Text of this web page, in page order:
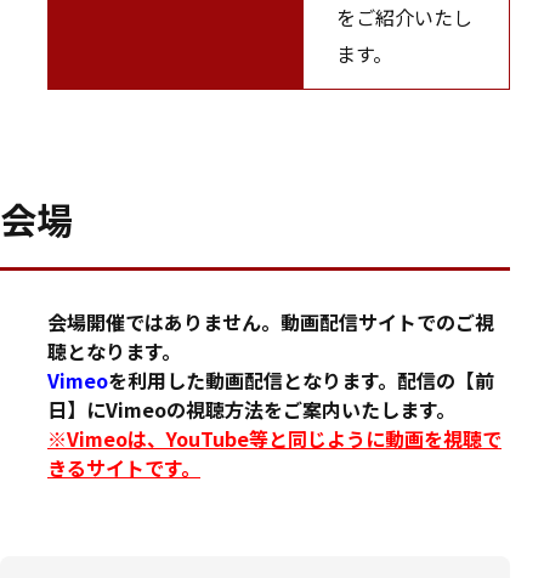
をご紹介いたし
ます。
会場
会場開催ではありません。動画配信サイトでのご視
聴となります。
Vimeoを利用した動画配信となります。配信の【前
日】にVimeoの視聴方法をご案内いたします。
※Vimeoは、YouTube等と同じように動画を視聴で
きるサイトです。